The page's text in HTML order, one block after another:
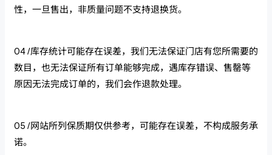
性，一旦售出，非质量问题不支持退换货。
04 /库存统计可能存在误差，我们无法保证门店有您所需要的
数目，也无法保证所有订单能够完成，遇库存错误、售罄等
原因无法完成订单的，我们会作退款处理。
05 /网站所列保质期仅供参考，可能存在误差，不构成服务承
诺。